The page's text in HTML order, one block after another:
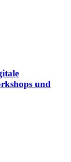
und